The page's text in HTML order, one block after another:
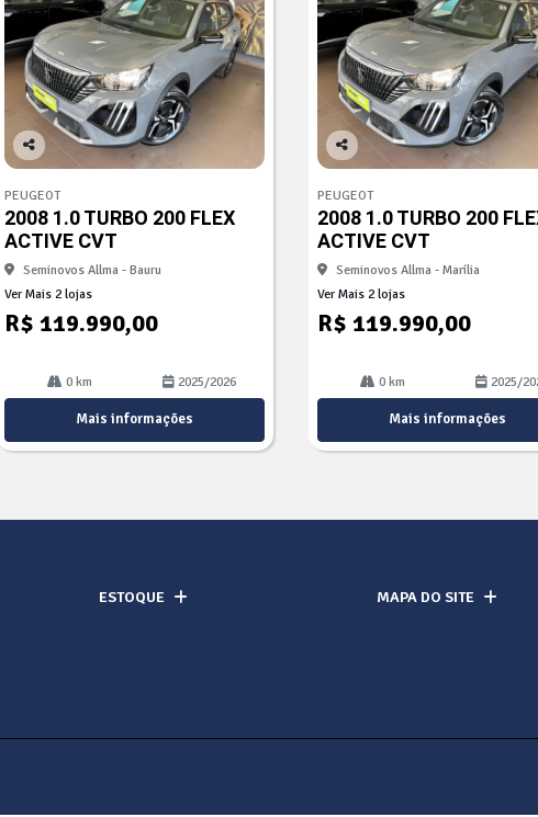
Co
arti
lhe
PEUGEOT
2008 1.0 TURBO 200 FLEX
ACTIVE CVT
Seminovos Allma - Bauru
Ver Mais 2 lojas
R$ 119.990,00
0 km 2025/2026
Mais informações
Co
arti
lhe
PEUGEOT
2008 1.0 TURBO 200
ACTIVE CVT
Seminovos Allma - Marília
Ver Mais 2 lojas
R$ 119.990,00
0 km 2025/
Mais informações
ESTOQUE MAPA DO SITE